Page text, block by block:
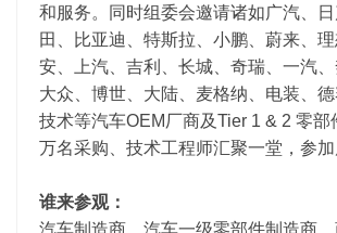
和服务。同时组委会邀请诸如广汽、
田、比亚迪、特斯拉、小鹏、蔚来、
安、上汽、吉利、长城、奇瑞、一汽、
大众、博世、大陆、麦格纳、电装、
技术等汽车OEM厂商及Tier 1 & 2 零部
万名采购、技术工程师汇聚一堂，参加
谁来参观：
汽车制造商、汽车一级零部件制造商